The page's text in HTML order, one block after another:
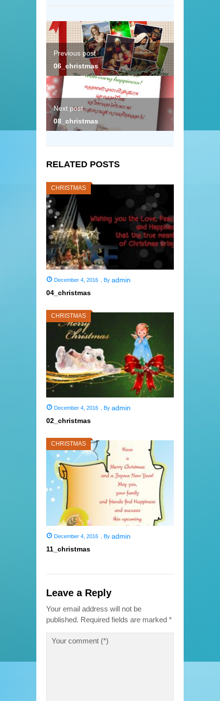
Previous post
06_christmas
Next post
08_christmas
RELATED POSTS
CHRISTMAS
December 4, 2016 By admin
04_christmas
CHRISTMAS
December 4, 2016 By admin
02_christmas
CHRISTMAS
December 4, 2016 By admin
11_christmas
Leave a Reply
Your email address will not be
published. Required fields are marked *